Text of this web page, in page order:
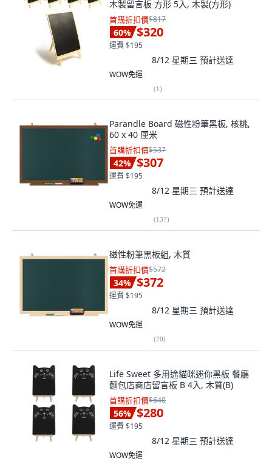
木製留言板 方形 5入, 木製(方形)
首購折扣價$817
60% $320
運費 $195
8/12 星期三 預計送達
WOW免運
(1)
Parandle Board 磁性粉筆黑板, 核桃,
60 x 40 厘米
首購折扣價$537
42% $307
運費 $195
8/12 星期三 預計送達
WOW免運
(137)
磁性粉筆黑板組, 木質
首購折扣價$572
34% $372
運費 $195
8/12 星期三 預計送達
WOW免運
(20)
Life Sweet 多用途貓咪迷你黑板 餐廳
麵包店商店留言板 B 4入, 木質(B)
首購折扣價$640
56% $280
運費 $195
8/12 星期三 預計送達
WOW免運